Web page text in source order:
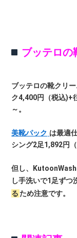
ブッテロの
ブッテロの靴クリー
ク4,400円（税込)+
～。
美靴パック は最適
シング2足1,892円
但し、
し手洗いで1足ずつ
る ため注意です。